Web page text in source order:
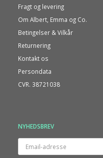
Fragt og levering
Om Albert, Emma og Co.
Betingelser & Vilkår
Returnering
Kontakt os
Persondata
CVR. 38721038
NYHEDSBREV
Email-
adresse